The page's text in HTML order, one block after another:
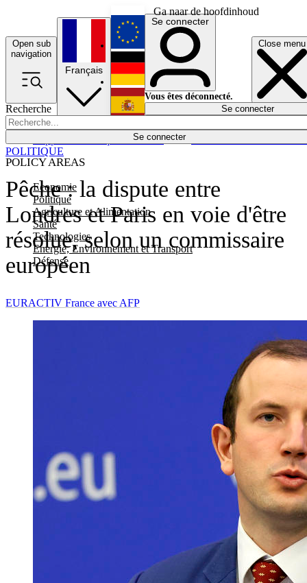
Ga naar de hoofdinhoud
Open sub
navigation
Close menu
Recherche
Se connecter
POLICY AREAS
Economie
Politique
Agriculture et Alimentation
Santé
Technologies
Energie, Environnement et Transport
Défense
Économie
Français
English
Deutsch
Español
Se connecter
Vous êtes déconnecté.
Se connecter
Pêche : la dispute entre
Londres et Paris en voie d'être
résolue, selon un commissaire
européen
POLITIQUE
EURACTIV France avec AFP